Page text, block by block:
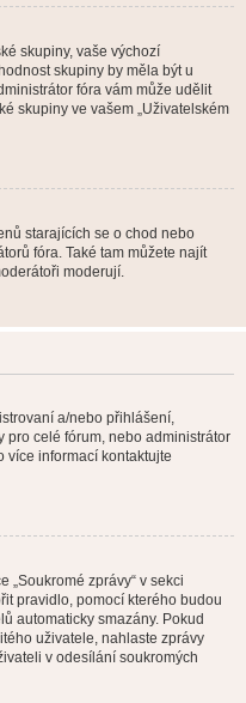
skupiny, vaše výchozí
skupiny by měla být u
fóra vám může udělit
skupiny ve vašem „Uživatelském
starajících se o chod nebo
fóra. Také tam můžete najít
moderují.
a/nebo přihlášení,
pro celé fórum, nebo administrátor
více informací kontaktujte
„Soukromé zprávy“ v sekci
pravidlo, pomocí kterého budou
automaticky smazány. Pokud
uživatele, nahlaste zprávy
v odesílání soukromých